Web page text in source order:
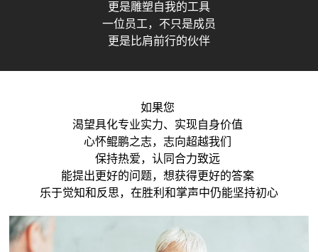
更是雕塑自我的工具
一位员工，不只是成员
更是比肩前行的伙伴
如果您
渴望具化专业实力、实现自身价值
心怀鲲鹏之志，志向超越我们
保持热爱，认同合力致远
能提出更好的问题，想获得更好的答案
乐于觉知和反思，在胜利和掌声中仍能坚持初心